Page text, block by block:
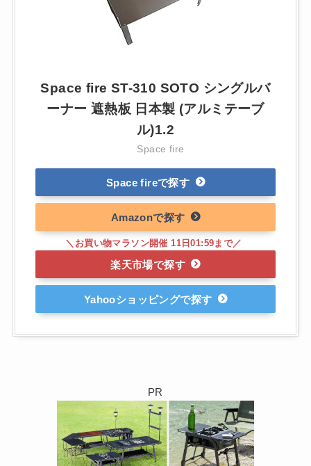
Space fire ST-310 SOTO シングルバ
ーナー 遮熱板 日本製 (アルミテーブ
ル)1.2
Space fire
Space fire
Amazon
楽天市場
Yahooショッピング
PR